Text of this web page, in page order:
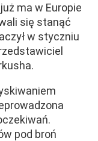
ma w Europie
się stanąć
w styczniu
pod broń